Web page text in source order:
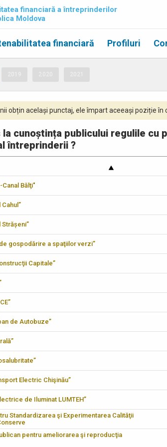
financiară a întreprinderilor
Moldova
financiară Profiluri
obțin același punctaj, ele împart aceeași poziție
cunoștința publicului regulile
întreprinderii ?
Canal Bălţi"
Strășeni”
gospodărire a spaţiilor verzi”
Capitale”
de Autobuze”
Electric Chişinău”
de Iluminat LUMTEH”
Standardizarea şi Experimentarea Calităţii
pentru ameliorarea şi reproducţia